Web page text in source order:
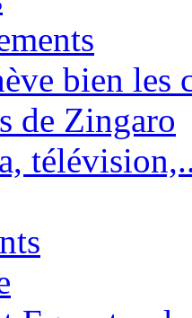
bien les
de Zingaro